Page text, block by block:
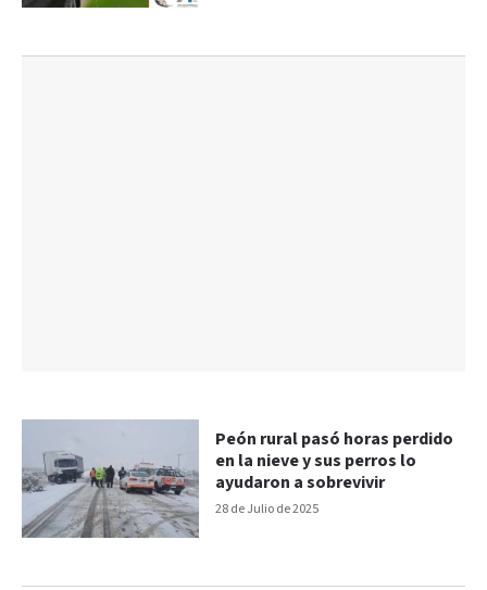
28 de Julio de 2025
Peón rural pasó horas perdido
en la nieve y sus perros lo
ayudaron a sobrevivir